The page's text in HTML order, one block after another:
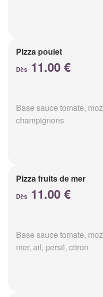
Pizza poulet
Dès 11.00 €
Base sauce tomate,
champignons
Pizza fruits de mer
Dès 11.00 €
Base sauce tomate,
mer, ail, persil, citron